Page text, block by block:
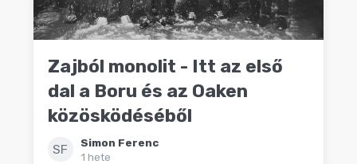
BLOG
Zajból monolit - Itt az első
dal a Boru és az Oaken
közösködéséből
SF
Simon Ferenc
1 hete